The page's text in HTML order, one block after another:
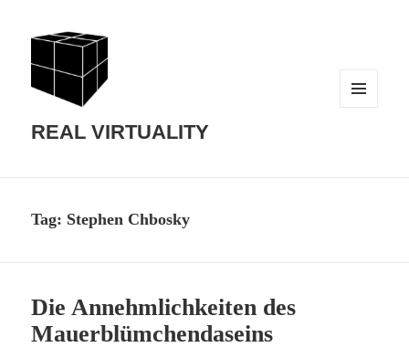
REAL VIRTUALITY
Tag: Stephen Chbosky
Die Annehmlichkeiten des
Mauerblümchendaseins